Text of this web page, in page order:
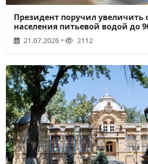
Президент поручил увеличить
населения питьевой водой до
21.07.2026 • 2112